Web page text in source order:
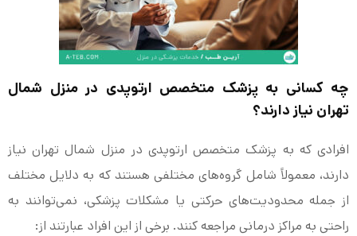
چه کسانی به پزشک متخصص ارتوپدی در منزل شمال
تهران نیاز دارند؟
افرادی که به پزشک متخصص ارتوپدی در منزل شمال تهران نیاز
دارند، معمولاً شامل گروه‌های مختلفی هستند که به دلایل مختلف
از جمله محدودیت‌های حرکتی یا مشکلات پزشکی، نمی‌توانند به
راحتی به مراکز درمانی مراجعه کنند. برخی از این افراد عبارتند از: